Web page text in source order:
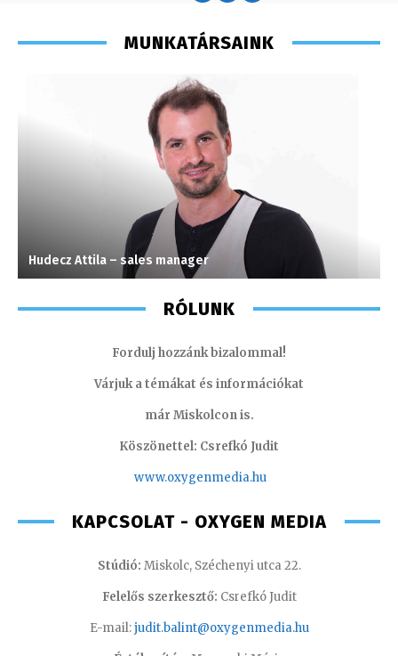
MUNKATÁRSAINK
Hudecz Attila – sales manager
RÓLUNK
Fordulj hozzánk bizalommal!
Várjuk a témákat és információkat
már Miskolcon is.
Köszönettel: Csrefkó Judit
www.oxygenmedia.hu
KAPCSOLAT - OXYGEN MEDIA
Stúdió: Miskolc, Széchenyi utca 22.
Felelős szerkesztő: Csrefkó Judit
E-mail:judit.balint@oxygenmedia.hu